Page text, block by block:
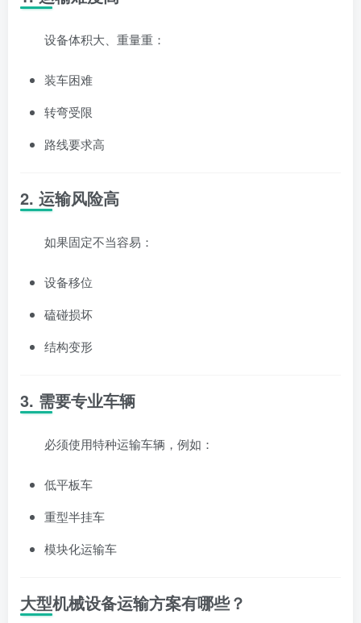
设备体积大、重量重：
装车困难
转弯受限
路线要求高
2. 运输风险高
如果固定不当容易：
设备移位
磕碰损坏
结构变形
3. 需要专业车辆
必须使用特种运输车辆，例如：
低平板车
重型半挂车
模块化运输车
大型机械设备运输方案有哪些？